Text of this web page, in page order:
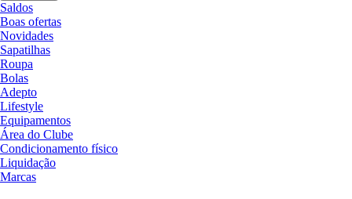
Saldos
Boas ofertas
Novidades
Sapatilhas
Roupa
Bolas
Adepto
Lifestyle
Equipamentos
Área do Clube
Condicionamento físico
Liquidação
Marcas